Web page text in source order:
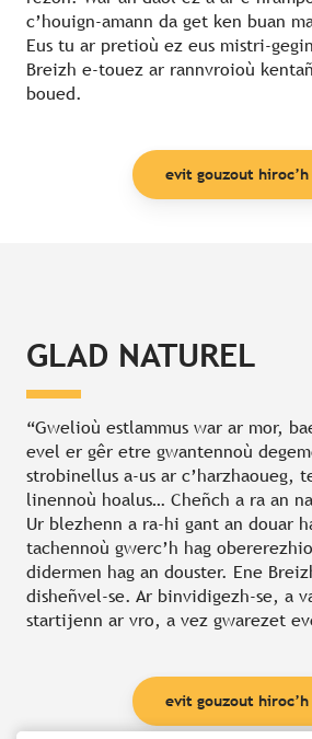
c’houign-amann da get ken buan
Eus tu ar pretioù ez eus mistri-
Breizh e-touez ar rannvroioù
boued.
evit gouzout hiroc’h
GLAD NATUREL
“Gwelioù estlammus war ar mor,
evel er gêr etre gwantennoù
strobinellus a-us ar c’harzhaoueg,
linennoù hoalus… Cheñch a ra an
Ur blezhenn a ra-hi gant an douar
tachennoù gwerc’h hag
didermen hag an douster. Ene
disheñvel-se. Ar binvidigezh-se, a
startijenn ar vro, a vez gwarezet
evit gouzout hiroc’h